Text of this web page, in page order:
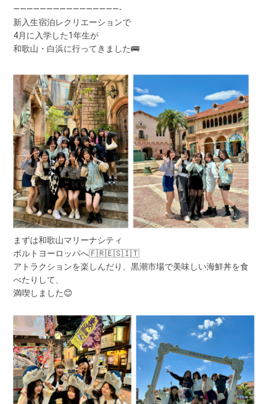
————————————————-
新入生宿泊レクリエーションで
4月に入学した1年生が
和歌山・白浜に行ってきました🚌
まずは和歌山マリーナシティ
ポルトヨーロッパへ🇫🇷🇪🇸🇮🇹
アトラクションを楽しんだり、黒潮市場で美味しい海鮮丼を食
べたりして、
満喫しました😊